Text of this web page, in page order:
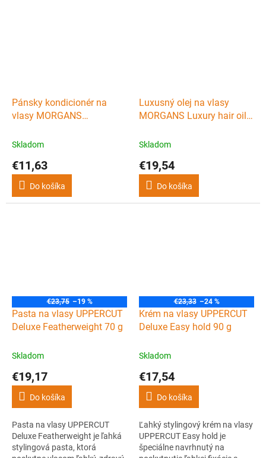
Pánsky kondicionér na
vlasy MORGANS
Skladom
€11,63
Do košíka
Luxusný olej na vlasy
MORGANS Luxury hair oil
Skladom
€19,54
Do košíka
€23,75 –19 %
Pasta na vlasy UPPERCUT
Deluxe Featherweight 70 g
Skladom
€19,17
Do košíka
Pasta na vlasy UPPERCUT
Deluxe Featherweight je ľahká
stylingová pasta, ktorá
€23,33 –24 %
Krém na vlasy UPPERCUT
Deluxe Easy hold 90 g
Skladom
€17,54
Do košíka
Ľahký stylingový krém na vlasy
UPPERCUT Easy hold je
špeciálne navrhnutý na